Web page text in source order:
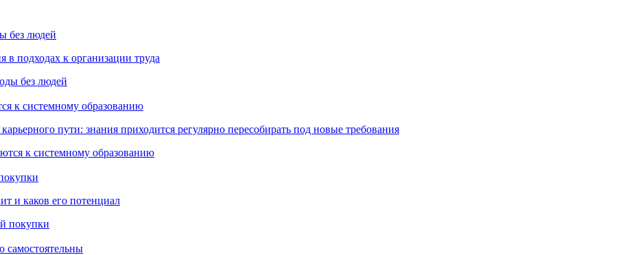
без людей
подходах к организации труда
к системному образованию
пути: знания приходится регулярно пересобирать под новые требования
и каков его потенциал
самостоятельны